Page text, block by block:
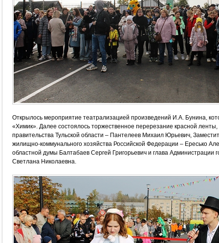
Открылось мероприятие театрализацией произведений И.А. Бунина,
«Химик». Далее состоялось торжественное перерезание красной
правительства Тульской области – Пантелеев Михаил Юрьевич,
жилищно-коммунального хозяйства Российской Федерации – Ересько
областной думы Балтабаев Сергей Григорьевич и глава
Светлана Николаевна.